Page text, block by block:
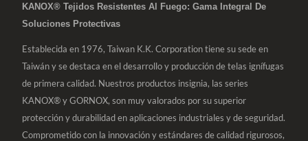
KANOX® Tejidos Resistentes Al Fuego: Gama Integral De
Soluciones Protectivas
Establecida en 1976, Taiwan K.K. Corporation tiene su sede en
Taiwán y se destaca en el desarrollo y producción de telas ignífugas
de primera calidad. Nuestros productos insignia, las series
KANOX® y GORNOX, son muy valorados por su superior
protección y durabilidad en aplicaciones industriales y de seguridad.
Comprometido con la innovación y estándares de calidad rigurosos,